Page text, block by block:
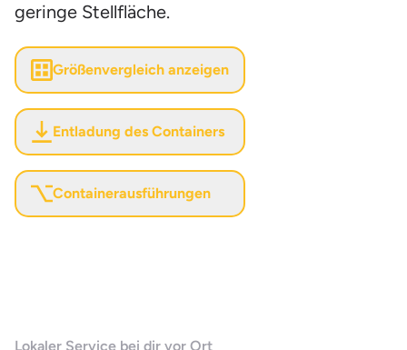
geringe Stellfläche.
Größenvergleich anzeigen
Entladung des Containers
Containerausführungen
Lokaler Service bei dir vor Ort